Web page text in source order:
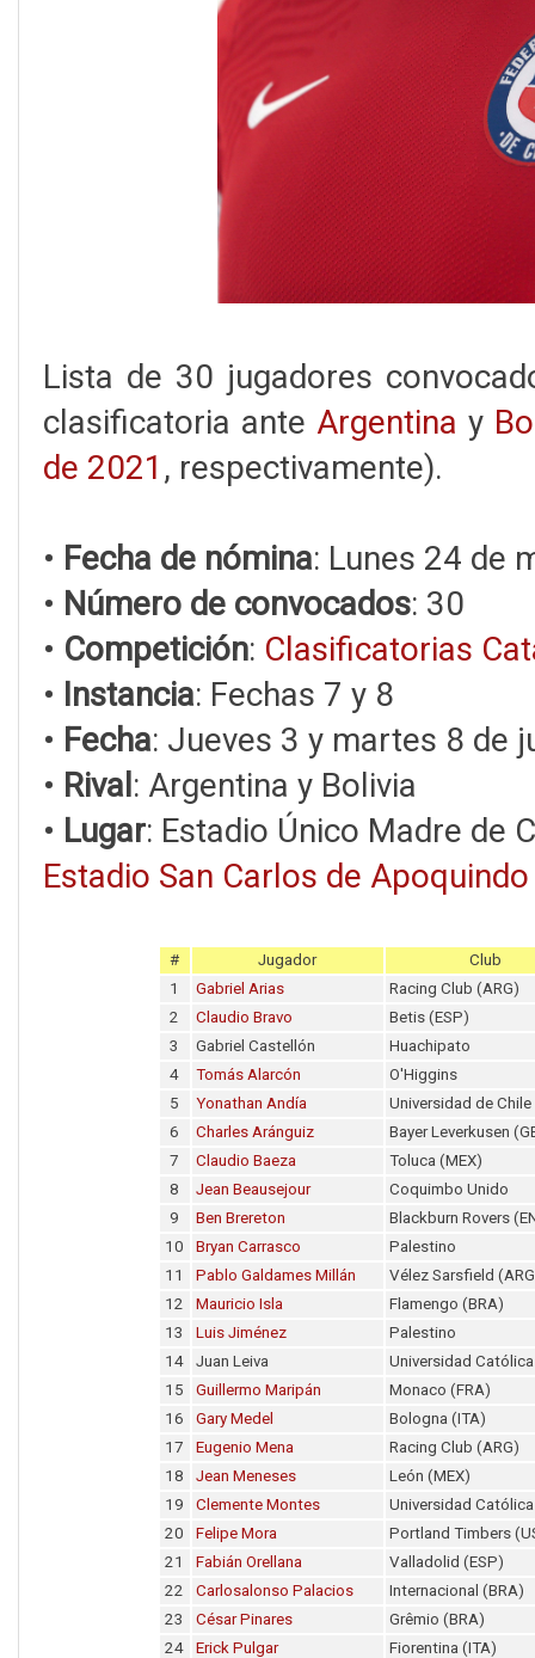
Lista de 30 jugadores
clasificatoria ante Argentina y
de 2021 , respectivamente).
• Fecha de nómina: Lunes 24 de
• Número de convocados: 30
• Competición: Clasificatorias
• Instancia: Fechas 7 y 8
• Fecha: Jueves 3 y martes 8 de
• Rival : Argentina y Bolivia
• Lugar: Estadio Único Madre de
Estadio San Carlos de Apoquindo
# Jugador
Club
1
Gabriel Arias
Racing Club (ARG)
2
Claudio Bravo
Betis (ESP)
3
Gabriel Castellón
Huachipato
4
Tomás Alarcón
O'Higgins
5
Yonathan Andía
Universidad de Chile
6
Charles Aránguiz
Bayer Leverkusen
7
Claudio Baeza
Toluca (MEX)
8
Jean Beausejour
Coquimbo Unido
9
Ben Brereton
Blackburn Rovers
10
Bryan Carrasco
Palestino
11
Pablo Galdames Millán
Vélez Sarsfield
12
Mauricio Isla
Flamengo (BRA)
13
Luis Jiménez
Palestino
14
Juan Leiva
Universidad Católica
15
Guillermo Maripán
Monaco (FRA)
16
Gary Medel
Bologna (ITA)
17
Eugenio Mena
Racing Club (ARG)
18
Jean Meneses
León (MEX)
19
Clemente Montes
Universidad Católica
20
Felipe Mora
Portland Timbers
21
Fabián Orellana
Valladolid (ESP)
22
Carlosalonso Palacios
Internacional (BRA)
23
César Pinares
Grêmio (BRA)
24
Erick Pulgar
Fiorentina (ITA)